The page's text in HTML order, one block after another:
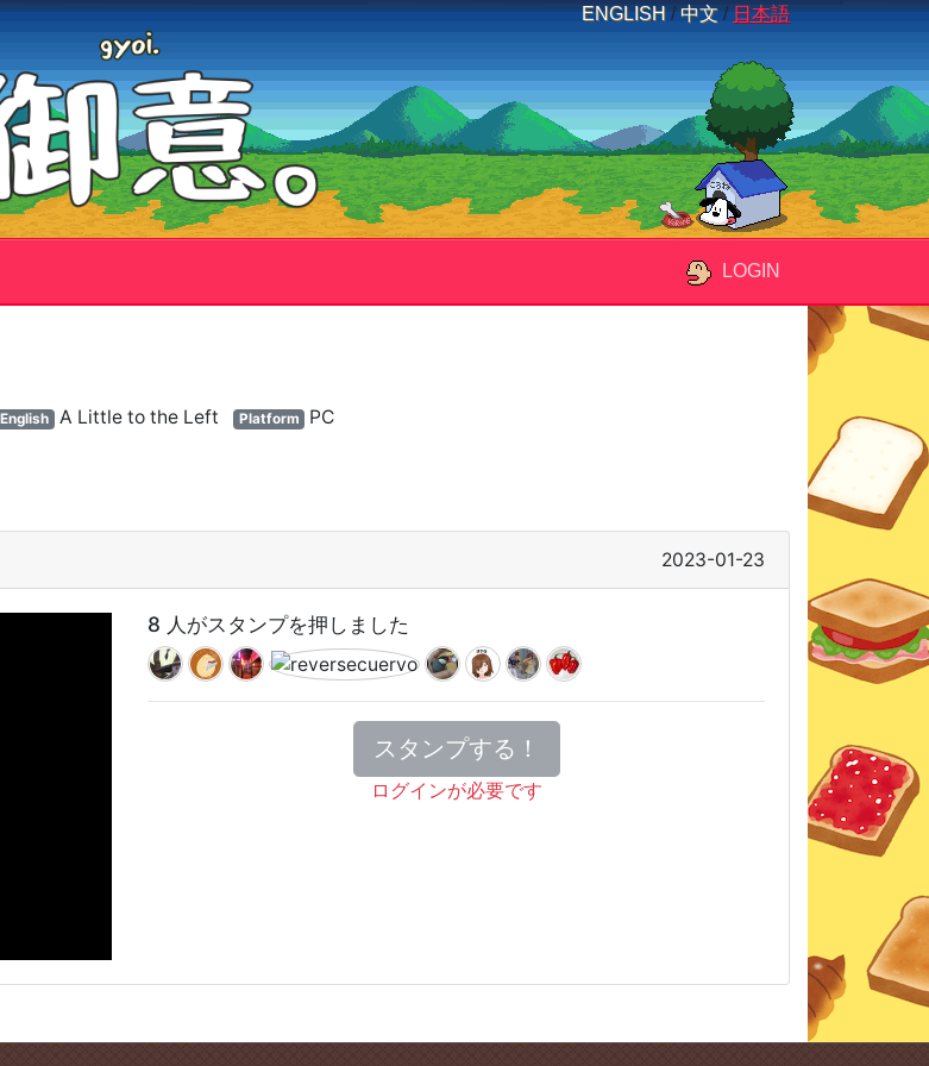
ENGLISH / 中文 / 日本語
LOGIN
English A Little to the Left Platform PC
2023-01-23
8 人がスタンプを押しました
スタンプする！
ログインが必要です